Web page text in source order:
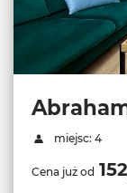
miejsc: 4
Cena już od